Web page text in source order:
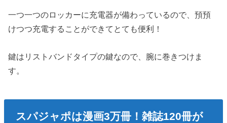
一つ一つのロッカーに充電器が備わっているので、預預
けつつ充電することができてとても便利！
鍵はリストバンドタイプの鍵なので、腕に巻きつけま
す。
スパジャポは漫画3万冊！雑誌120冊が